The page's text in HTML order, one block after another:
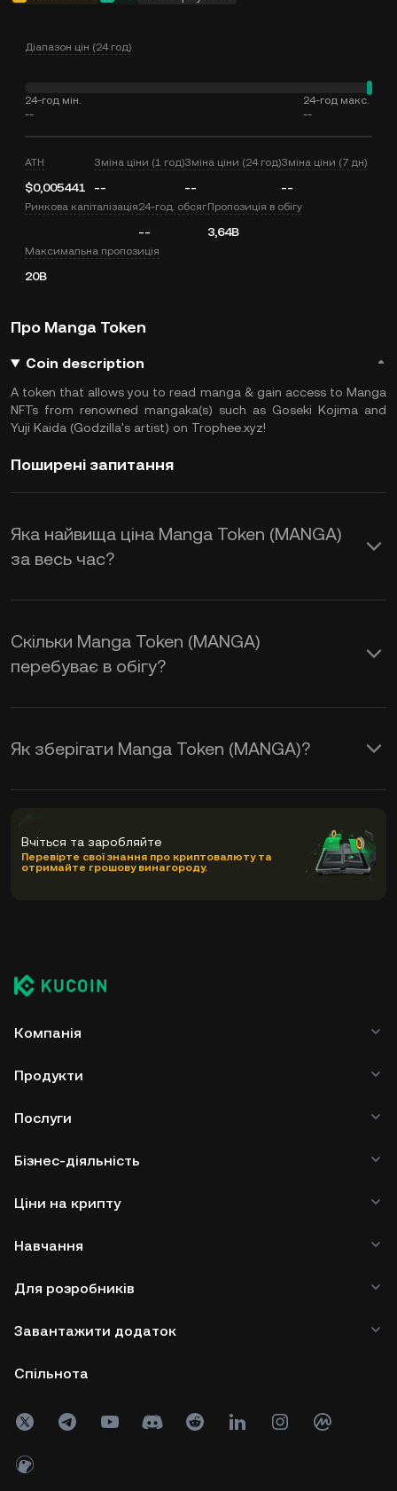
Діапазон цін (24 год)
24-год мін.
--
24-год макс.
--
ATH
$0,005441
Зміна ціни (1 год)
--
Зміна ціни (24 год)
--
Зміна ціни (7 дн)
--
Ринкова капіталізація24-год. обсяг
--
Пропозиція в обігу
3,64B
Максимальна пропозиція
20B
Про Manga Token
Coin description
A token that allows you to read manga & gain access to Manga
NFTs from renowned mangaka(s) such as Goseki Kojima and
Yuji Kaida (Godzilla's artist) on Trophee.xyz!
Поширені запитання
Яка найвища ціна Manga Token (MANGA)
за весь час?
Скільки Manga Token (MANGA)
перебуває в обігу?
Як зберігати Manga Token (MANGA)?
Вчіться та заробляйте
Перевірте свої знання про криптовалюту та
отримайте грошову винагороду.
Компанія
Продукти
Послуги
Бізнес-діяльність
Ціни на крипту
Навчання
Для розробників
Завантажити додаток
Спільнота